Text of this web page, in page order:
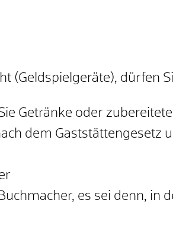
(Geldspielgeräte), dürfen
Getränke oder
dem Gaststättengesetz
es sei denn, in